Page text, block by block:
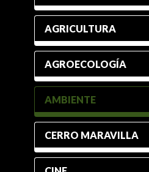
AGRICULTURA
AGROECOLOGÍA
AMBIENTE
CERRO MARAVILLA